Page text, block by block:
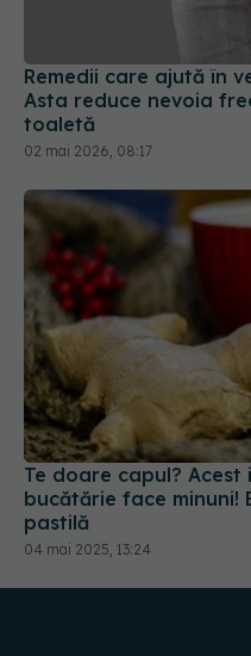
Remedii care ajută în
Asta reduce nevoia
toaletă
02 mai 2026, 08:17
Te doare capul?
bucătărie face minuni!
pastilă
04 mai 2025, 13:24